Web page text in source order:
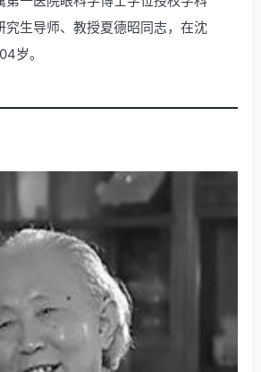
究生导师、教授夏德昭同志，在沈
岁。